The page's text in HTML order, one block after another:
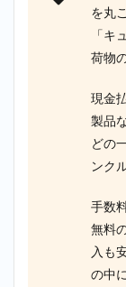
を丸
「キ
荷物
現金
製品
どの
ンク
手数
無料
入も
の中